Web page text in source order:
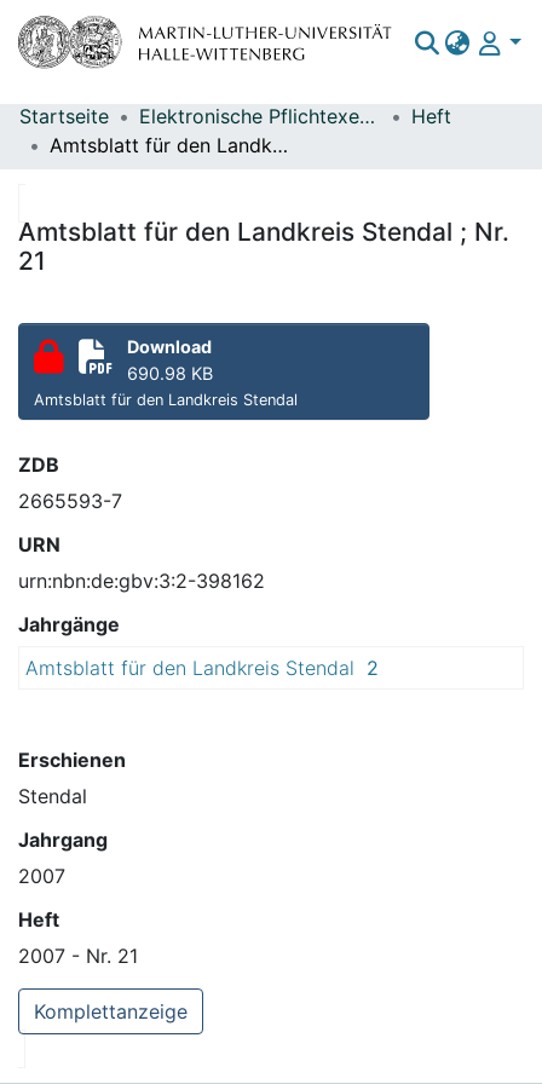
Bereiche & Sammlungen
Statistiken
Startseite Elektronische Pflichtexemplare
Heft
Amtsblatt für den Landkreis Stendal ; Nr. 21
Amtsblatt für den Landkreis Stendal ; Nr.
21
Download
690.98 KB
Amtsblatt für den Landkreis Stendal
ZDB
2665593-7
URN
urn:nbn:de:gbv:3:2-398162
Jahrgänge
Amtsblatt für den Landkreis Stendal 2
Erschienen
Stendal
Jahrgang
2007
Heft
2007 - Nr. 21
Komplettanzeige